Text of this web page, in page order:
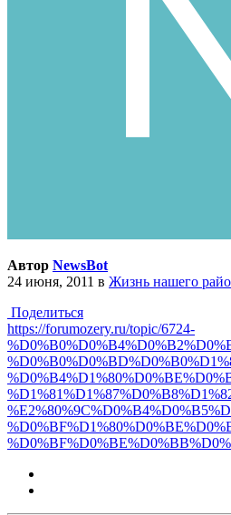
Автор NewsBot
24 июня, 2011 в Жизнь нашего
Поделиться
https://forumozery.ru/topic/6724-